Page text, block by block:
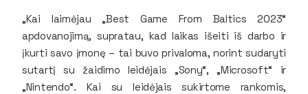
„Kai laimėjau „Best Game From Baltics 2023“
apdovanojimą, supratau, kad laikas išeiti iš darbo ir
įkurti savo įmonę – tai buvo privaloma, norint sudaryti
sutartį su žaidimo leidėjais „Sony“, „Microsoft“ ir
„Nintendo“. Kai su leidėjais sukirtome rankomis,